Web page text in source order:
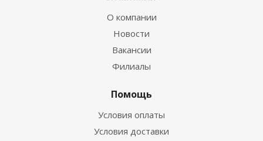
О компании
Новости
Вакансии
Филиалы
Помощь
Условия оплаты
Условия доставки